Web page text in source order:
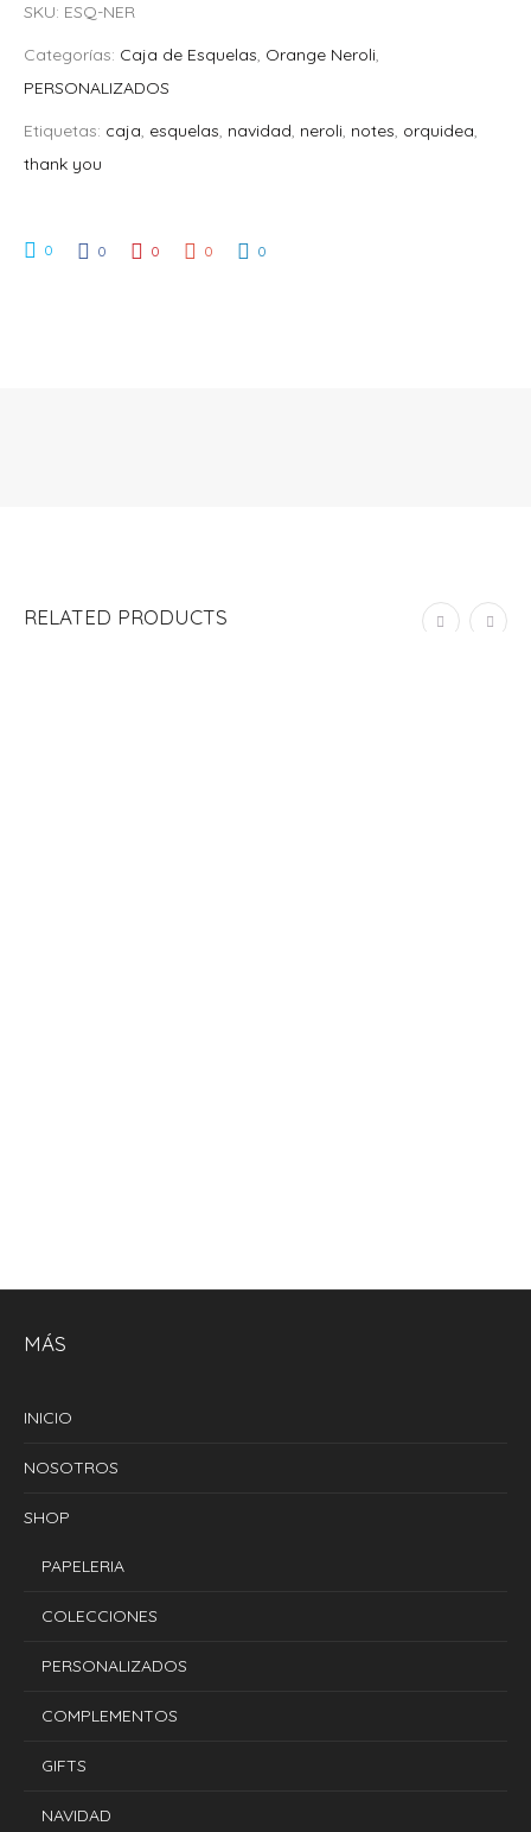
SKU: ESQ-NER
Categorías: Caja de Esquelas, Orange Neroli,
PERSONALIZADOS
Etiquetas: caja, esquelas, navidad, neroli, notes, orquidea,
thank you
0 0 0 0 0
RELATED PRODUCTS
MÁS
INICIO
NOSOTROS
SHOP
PAPELERIA
COLECCIONES
PERSONALIZADOS
COMPLEMENTOS
GIFTS
NAVIDAD